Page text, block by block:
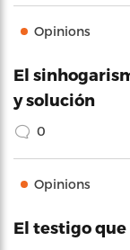
Opinions
El
y solución
0
Opinions
El testigo